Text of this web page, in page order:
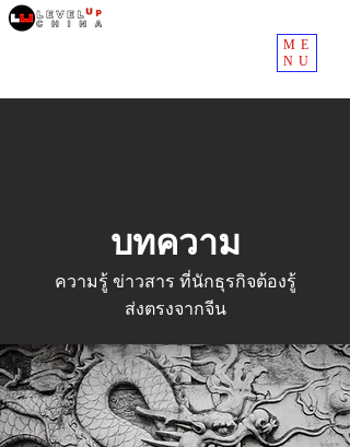
ME
NU
บทความ
ความรู้ ข่าวสาร ที่นักธุรกิจต้องรู้
ส่งตรงจากจีน